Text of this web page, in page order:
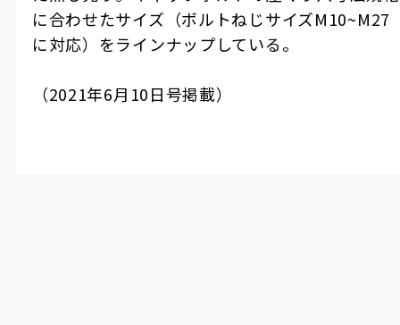
に合わせたサイズ（ボルトねじサイズM10~M27
に対応）をラインナップしている。
（2021年6月 10日号掲載）